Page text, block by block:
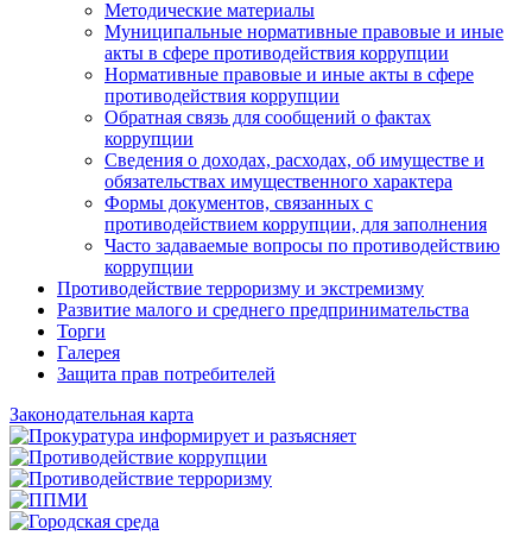
Методические материалы
Муниципальные нормативные правовые и иные
акты в сфере противодействия коррупции
Нормативные правовые и иные акты в сфере
противодействия коррупции
Обратная связь для сообщений о фактах
коррупции
Сведения о доходах, расходах, об имуществе и
обязательствах имущественного характера
Формы документов, связанных с
противодействием коррупции, для заполнения
Часто задаваемые вопросы по противодействию
коррупции
Противодействие терроризму и экстремизму
Развитие малого и среднего предпринимательства
Торги
Галерея
Защита прав потребителей
Законодательная карта